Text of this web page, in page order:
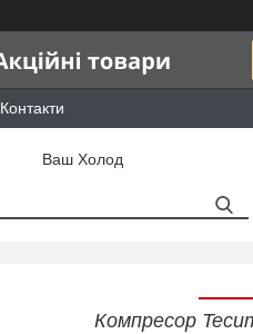
Контакти
Ваш Холод
Компресор